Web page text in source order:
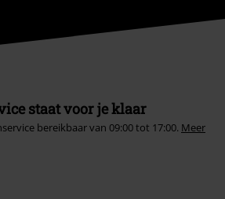
staat voor je klaar
bereikbaar van 09:00 tot 17:00. Meer